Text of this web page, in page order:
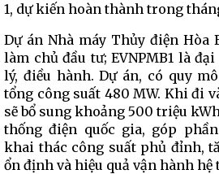
1, dự kiến hoàn thành trong
Dự án Nhà máy Thủy điện Hòa
làm chủ đầu tư; EVNPMB1 là
lý, điều hành. Dự án, có quy
tổng công suất 480 MW. Khi đi
sẽ bổ sung khoảng 500 triệu
thống điện quốc gia, góp
khai thác công suất phủ đỉnh,
ổn định và hiệu quả vận hành hệ